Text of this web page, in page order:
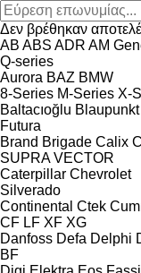
Δεν βρέθηκαν
AB ABS ADR AM
Q-series
Aurora BAZ BMW
8-Series M-Series X-
Baltacıoğlu Blaupunkt
Futura
Brand Brigade Calix
SUPRA VECTOR
Caterpillar Chevrolet
Silverado
Continental Ctek
CF LF XF XG
Danfoss Defa Delphi
BF